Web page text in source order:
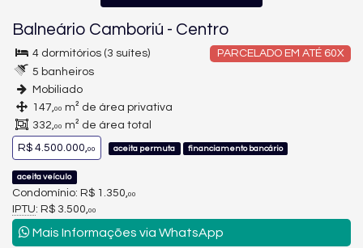
Balneário Camboriú - Centro
PARCELADO EM ATÉ 60X
4 dormitórios (3 suítes)
5 banheiros
Mobiliado
147,00 m² de área privativa
332,00 m² de área total
R$ 4.500.000,00 aceita permuta financiamento bancário
aceita veículo
Condomínio: R$ 1.350, 00
IPTU: R$ 3.500, 00
Mais Informações via WhatsApp